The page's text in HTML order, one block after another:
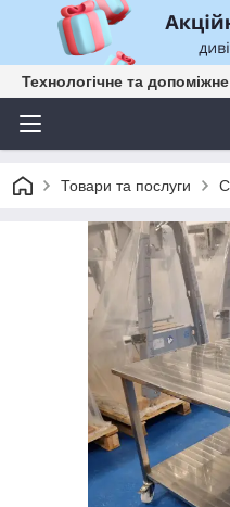
Технологічне та
Товари та послуги